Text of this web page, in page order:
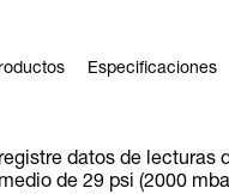
Especificaciones
datos de lecturas
de 29 psi (2000